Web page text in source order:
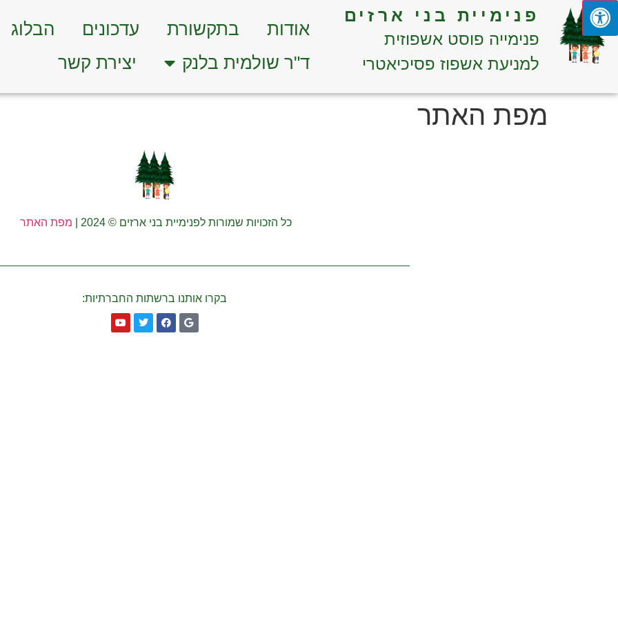
פנימיית בני ארזים
פנימייה פוסט אשפוזית
למניעת אשפוז פסיכיאטרי
אודות בתקשורת עדכונים
הבלוג
ד"ר שולמית בלנק
יצירת קשר
מפת האתר
כל הזכויות שמורות לפנימיית בני ארזים © 2024 | מפת האתר
בקרו אותנו ברשתות החברתיות: